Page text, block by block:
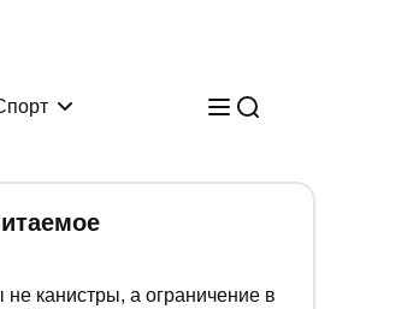
канистры, а ограничение в